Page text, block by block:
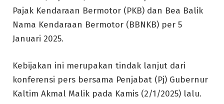
Pajak Kendaraan Bermotor (PKB) dan Bea Balik
Nama Kendaraan Bermotor (BBNKB) per 5
Januari 2025.
Kebijakan ini merupakan tindak lanjut dari
konferensi pers bersama Penjabat (Pj) Gubernur
Kaltim Akmal Malik pada Kamis (2/1/2025) lalu.